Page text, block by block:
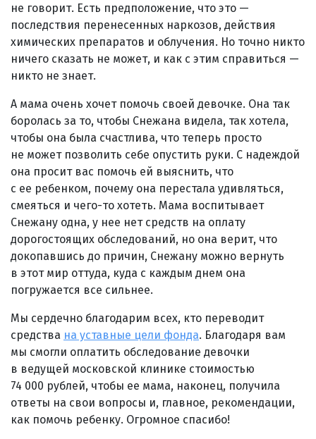
не говорит. Есть предположение, что это —
последствия перенесенных наркозов, действия
химических препаратов и облучения. Но точно никто
ничего сказать не может, и как с этим справиться —
никто не знает.
А мама очень хочет помочь своей девочке. Она так
боролась за то, чтобы Снежана видела, так хотела,
чтобы она была счастлива, что теперь просто
не может позволить себе опустить руки. С надеждой
она просит вас помочь ей выяснить, что
с ее ребенком, почему она перестала удивляться,
смеяться и чего-то хотеть. Мама воспитывает
Снежану одна, у нее нет средств на оплату
дорогостоящих обследований, но она верит, что
докопавшись до причин, Снежану можно вернуть
в этот мир оттуда, куда с каждым днем она
погружается все сильнее.
Мы сердечно благодарим всех, кто переводит
средства на уставные цели фонда. Благодаря вам
мы смогли оплатить обследование девочки
в ведущей московской клинике стоимостью
74 000 рублей, чтобы ее мама, наконец, получила
ответы на свои вопросы и, главное, рекомендации,
как помочь ребенку. Огромное спасибо!